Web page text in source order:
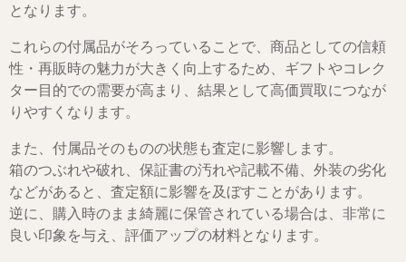
となります。
これらの付属品がそろっていることで、商品としての信頼
性・再販時の魅力が大きく向上するため、ギフトやコレク
ター目的での需要が高まり、結果として高価買取につなが
りやすくなります。
また、付属品そのものの状態も査定に影響します。
箱のつぶれや破れ、保証書の汚れや記載不備、外装の劣化
などがあると、査定額に影響を及ぼすことがあります。
逆に、購入時のまま綺麗に保管されている場合は、非常に
良い印象を与え、評価アップの材料となります。